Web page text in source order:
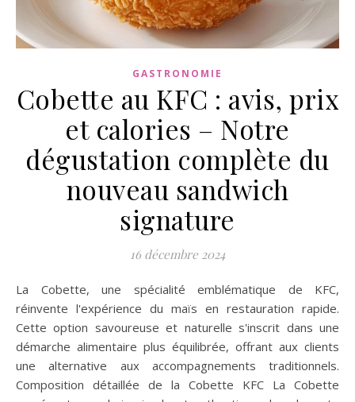
GASTRONOMIE
Cobette au KFC : avis, prix
et calories – Notre
dégustation complète du
nouveau sandwich
signature
16 décembre 2024
La Cobette, une spécialité emblématique de KFC,
réinvente l'expérience du maïs en restauration rapide.
Cette option savoureuse et naturelle s'inscrit dans une
démarche alimentaire plus équilibrée, offrant aux clients
une alternative aux accompagnements traditionnels.
Composition détaillée de la Cobette KFC La Cobette